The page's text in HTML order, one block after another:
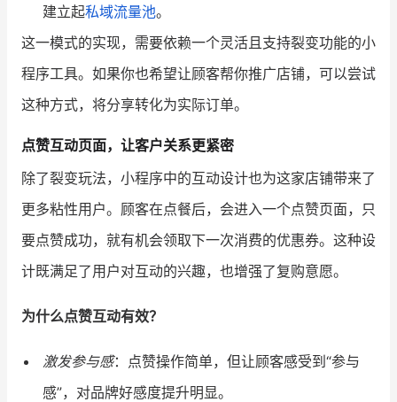
建立起私域流量池。
这一模式的实现，需要依赖一个灵活且支持裂变功能的小
程序工具。如果你也希望让顾客帮你推广店铺，可以尝试
这种方式，将分享转化为实际订单。
点赞互动页面，让客户关系更紧密
除了裂变玩法，小程序中的互动设计也为这家店铺带来了
更多粘性用户。顾客在点餐后，会进入一个点赞页面，只
要点赞成功，就有机会领取下一次消费的优惠券。这种设
计既满足了用户对互动的兴趣，也增强了复购意愿。
为什么点赞互动有效？
激发参与感：点赞操作简单，但让顾客感受到“参与
感”，对品牌好感度提升明显。